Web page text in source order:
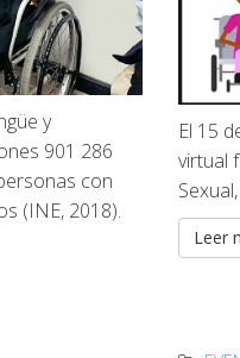
y
901 286
con
(INE, 2018).
El 15
virtual
Leer